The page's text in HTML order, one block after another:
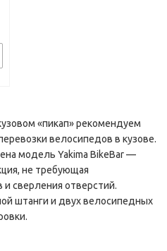
«пикап» рекомендуем
велосипедов в кузове.
модель Yakima BikeBar —
не требующая
сверления отверстий.
штанги и двух велосипедных